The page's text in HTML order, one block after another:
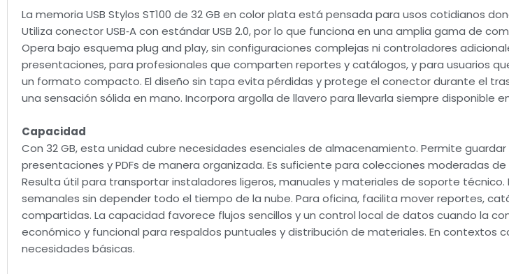
La memoria USB Stylos ST100 de 32 GB en color plata está pensada para usos cotidianos
Utiliza conector USB‑A con estándar USB 2.0, por lo que funciona en una amplia gama de
Opera bajo esquema plug and play, sin configuraciones complejas ni controladores
presentaciones, para profesionales que comparten reportes y catálogos, y para usuarios
un formato compacto. El diseño sin tapa evita pérdidas y protege el conector durante el
una sensación sólida en mano. Incorpora argolla de llavero para llevarla siempre disponible
Capacidad
Con 32 GB, esta unidad cubre necesidades esenciales de almacenamiento. Permite
presentaciones y PDFs de manera organizada. Es suficiente para colecciones moderadas
Resulta útil para transportar instaladores ligeros, manuales y materiales de soporte
semanales sin depender todo el tiempo de la nube. Para oficina, facilita mover reportes,
compartidas. La capacidad favorece flujos sencillos y un control local de datos cuando la
económico y funcional para respaldos puntuales y distribución de materiales. En contextos
necesidades básicas.